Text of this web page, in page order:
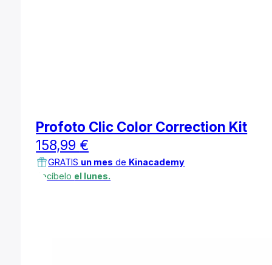
Profoto Clic Color Correction Kit
158,99 €
GRATIS un mes de Kinacademy
Recíbelo el lunes.